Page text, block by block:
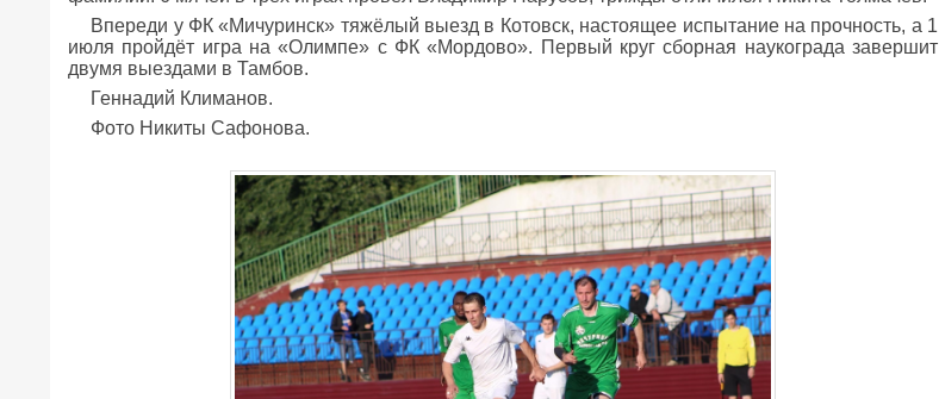
Впереди у ФК «Мичуринск» тяжёлый выезд в Котовск, настоящее испытание на прочность, а 1
июля пройдёт игра на «Олимпе» с ФК «Мордово». Первый круг сборная наукограда завершит
двумя выездами в Тамбов.
Геннадий Климанов.
Фото Никиты Сафонова.